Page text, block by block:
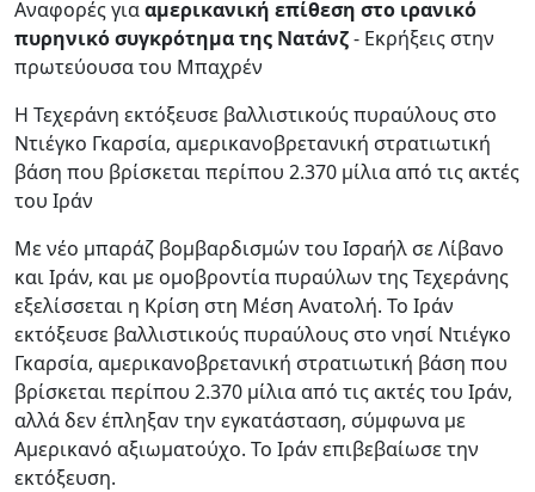
Αναφορές γιααμερικανική επίθεση στο ιρανικό
πυρηνικό συγκρότημα της Νατάνζ- Εκρήξεις στην
πρωτεύουσα του Μπαχρέν
Η Τεχεράνη εκτόξευσε βαλλιστικούς πυραύλους στο
Ντιέγκο Γκαρσία, αμερικανοβρετανική στρατιωτική
βάση που βρίσκεται περίπου 2.370 μίλια από τις ακτές
του Ιράν
Με νέο μπαράζ βομβαρδισμών του Ισραήλ σε Λίβανο
και Ιράν, και με ομοβροντία πυραύλων της Τεχεράνης
εξελίσσεται η Κρίση στη Μέση Ανατολή. Το Ιράν
εκτόξευσε βαλλιστικούς πυραύλους στο νησί Ντιέγκο
Γκαρσία, αμερικανοβρετανική στρατιωτική βάση που
βρίσκεται περίπου 2.370 μίλια από τις ακτές του Ιράν,
αλλά δεν έπληξαν την εγκατάσταση, σύμφωνα με
Αμερικανό αξιωματούχο. Το Ιράν επιβεβαίωσε την
εκτόξευση.